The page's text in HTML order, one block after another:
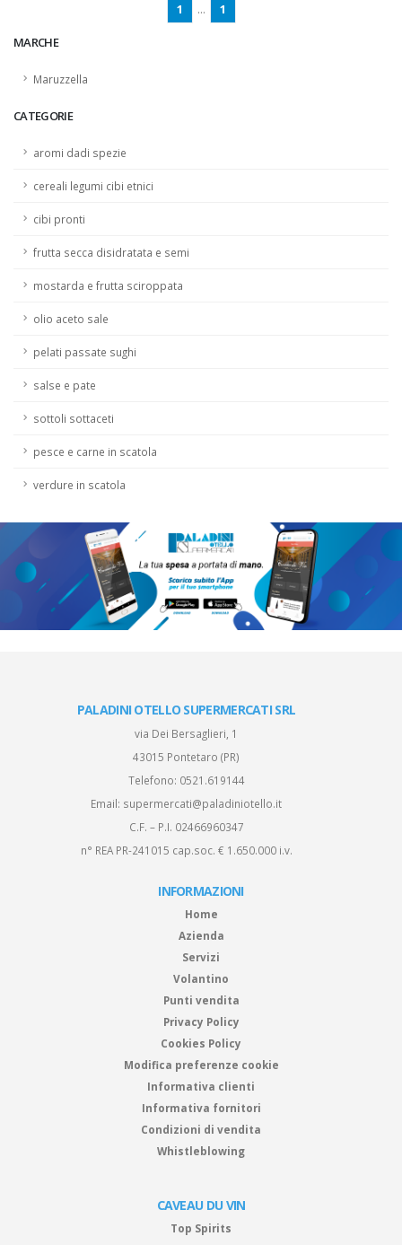
MARCHE
Maruzzella
CATEGORIE
aromi dadi spezie
cereali legumi cibi etnici
cibi pronti
frutta secca disidratata e semi
mostarda e frutta sciroppata
olio aceto sale
pelati passate sughi
salse e pate
sottoli sottaceti
pesce e carne in scatola
verdure in scatola
1 ... 1
PALADINI OTELLO SUPERMERCATI SRL
via Dei Bersaglieri, 1
43015 Pontetaro (PR)
Telefono: 0521.619144
Email: supermercati@paladiniotello.it
C.F. – P.I. 02466960347
n° REA PR-241015 cap.soc. € 1.650.000 i.v.
INFORMAZIONI
Home
Azienda
Servizi
Volantino
Punti vendita
Privacy Policy
Cookies Policy
Modifica preferenze cookie
Informativa clienti
Informativa fornitori
Condizioni di vendita
Whistleblowing
CAVEAU DU VIN
Top Spirits